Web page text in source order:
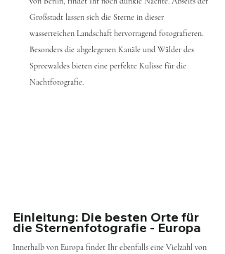
Großstadt lassen sich die Sterne in dieser
wasserreichen Landschaft hervorragend fotografieren.
Besonders die abgelegenen Kanäle und Wälder des
Spreewaldes bieten eine perfekte Kulisse für die
Nachtfotografie.
Einleitung: Die besten Orte für
die Sternenfotografie - Europa
Innerhalb von Europa findet Ihr ebenfalls eine Vielzahl von